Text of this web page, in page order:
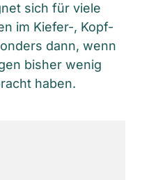
sich für viele
im Kiefer-, Kopf-
dann, wenn
bisher wenig
haben.